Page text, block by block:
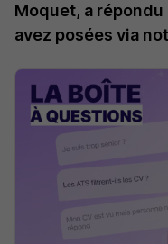
Moquet, a
avez posées via